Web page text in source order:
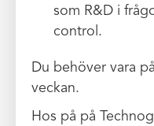
som R&D i
control.
Du behöver vara
veckan.
Hos på på